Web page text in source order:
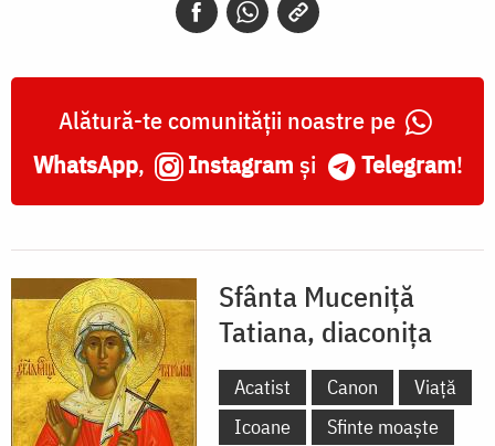
Alătură-te comunității noastre pe
WhatsApp, Instagram și Telegram!
Sfânta Muceniță
Tatiana, diaconița
Acatist Canon
Viață
Icoane
Sfinte moaște